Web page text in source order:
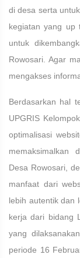
di desa serta
kegiatan yang up
untuk
Rowosari. Agar
mengakses
Berdasarkan hal
UPGRIS
optimalisasi
memaksimalkan
Desa Rowosari,
manfaat dari
lebih autentik dan
kerja dari bidang
yang
periode 16